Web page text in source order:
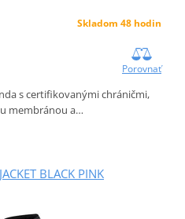
Skladom 48 hodin
Porovnať
s certifikovanými chráničmi,
membránou a…
BLACK PINK